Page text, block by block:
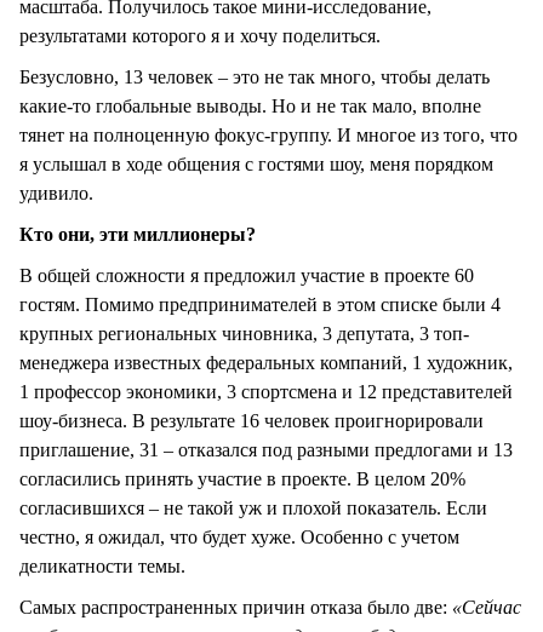
масштаба. Получилось такое мини-исследование,
результатами которого я и хочу поделиться.
Безусловно, 13 человек – это не так много, чтобы делать
какие-то глобальные выводы. Но и не так мало, вполне
тянет на полноценную фокус-группу. И многое из того, что
я услышал в ходе общения с гостями шоу, меня порядком
удивило.
Кто они, эти миллионеры?
В общей сложности я предложил участие в проекте 60
гостям. Помимо предпринимателей в этом списке были 4
крупных региональных чиновника, 3 депутата, 3 топ-
менеджера известных федеральных компаний, 1 художник,
1 профессор экономики, 3 спортсмена и 12 представителей
шоу-бизнеса. В результате 16 человек проигнорировали
приглашение, 31 – отказался под разными предлогами и 13
согласились принять участие в проекте. В целом 20%
согласившихся – не такой уж и плохой показатель. Если
честно, я ожидал, что будет хуже. Особенно с учетом
деликатности темы.
Самых распространенных причин отказа было две: «Сейчас